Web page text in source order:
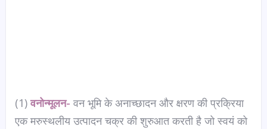
(1)वनोन्मूलन- वन भूमि के अनाच्छादन और क्षरण की प्रक्रिया
एक मरुस्थलीय उत्पादन चक्र की शुरुआत करती है जो स्वयं को